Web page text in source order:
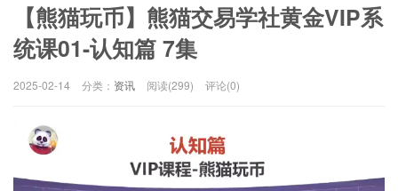
【熊猫玩币】熊猫交易学社黄金VIP系
统课01-认知篇 7集
2025-02-14 分类： 资讯 阅读(299) 评论(0)